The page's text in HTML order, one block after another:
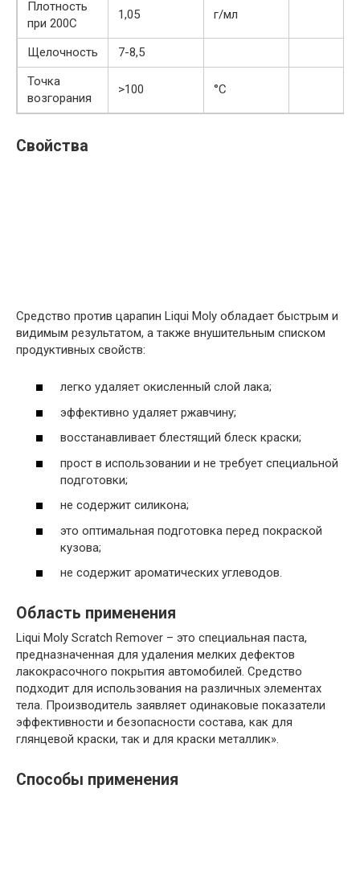
Плотность
при 200С
1,05 г/мл
Щелочность
7-8,5
Точка
возгорания
>100 °С
Свойства
Средство против царапин Liqui Moly обладает быстрым и
видимым результатом, а также внушительным списком
продуктивных свойств:
легко удаляет окисленный слой лака;
эффективно удаляет ржавчину;
восстанавливает блестящий блеск краски;
прост в использовании и не требует специальной
подготовки;
не содержит силикона;
это оптимальная подготовка перед покраской
кузова;
не содержит ароматических углеводов.
Область применения
Liqui Moly Scratch Remover – это специальная паста,
предназначенная для удаления мелких дефектов
лакокрасочного покрытия автомобилей. Средство
подходит для использования на различных элементах
тела. Производитель заявляет одинаковые показатели
эффективности и безопасности состава, как для
глянцевой краски, так и для краски металлик».
Способы применения